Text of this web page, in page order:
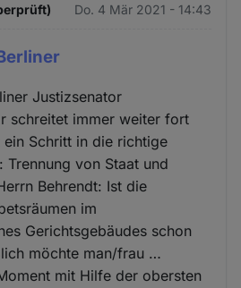
Do. 4 Mär 2021 - 14:43
Justizsenator
schreitet immer weiter fort
Schritt in die richtige
Trennung von Staat und
Behrendt: Ist die
im
Gerichtsgebäudes schon
möchte man/frau …
mit Hilfe der obersten